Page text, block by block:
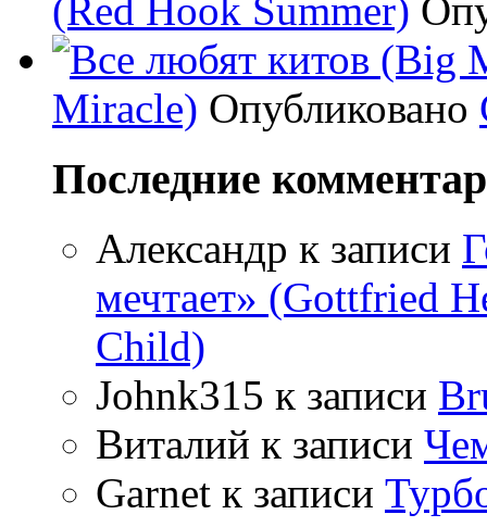
(Red Hook Summer)
Miracle) Опубликовано
Последние
Александр к записи
мечтает» (Gottfried
Child)
Johnk315 к записи
Виталий к записи
Garnet к записи